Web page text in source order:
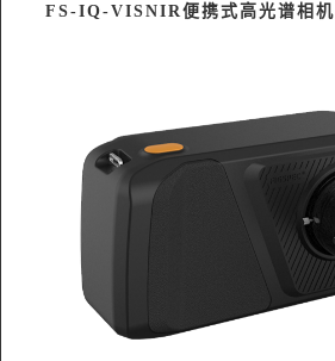
FS-IQ-VISNIR便携式高光谱相机